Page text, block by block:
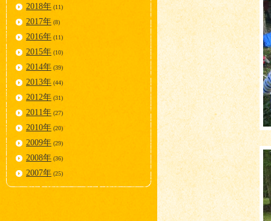
2018年 (11)
2017年 (8)
2016年 (11)
2015年 (10)
2014年 (39)
2013年 (44)
2012年 (31)
2011年 (27)
2010年 (20)
2009年 (29)
2008年 (36)
2007年 (25)